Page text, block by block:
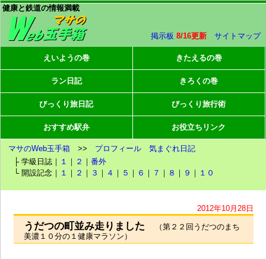
健康と鉄道の情報満載
掲示板 8/16更新 サイトマップ
えいようの巻 きたえるの巻
ラン日記 きろくの巻
びっくり旅日記 びっくり旅行術
おすすめ駅弁 お役立ちリンク
マサのWeb玉手箱 >> プロフィール
気まぐれ日記
├ 学級日誌｜ １ ｜ ２ ｜番外
└ 開設記念｜ １ ｜ ２ ｜ ３ ｜ ４ ｜ ５ ｜ ６ ｜ ７ ｜ ８ ｜ ９ ｜ １０
2012年10月28日
うだつの町並み走りました
（第２２回うだつのまち
美濃１０分の１健康マラソン）